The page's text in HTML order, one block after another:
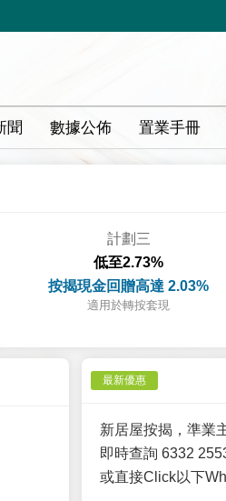
聞 數據公佈 置業手冊
計劃三
低至2.73%
按揭現金回贈高達 2.03%
適用於轉按套現
最新優惠
新居屋按揭，準業
即時查詢 6332
或直接Click以下